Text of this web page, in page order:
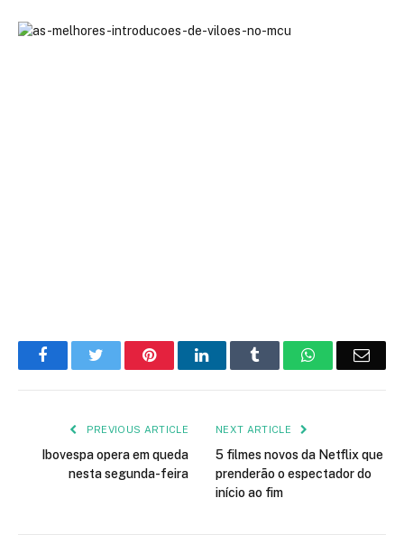
FacebookTwitter PinterestLinkedIn Tumblr WhatsApp
PREVIOUS ARTICLE
Ibovespa opera em queda
nesta segunda-feira
NEXT ARTICLE
5 filmes novos da Netflix que
prenderão o espectador do
início ao fim